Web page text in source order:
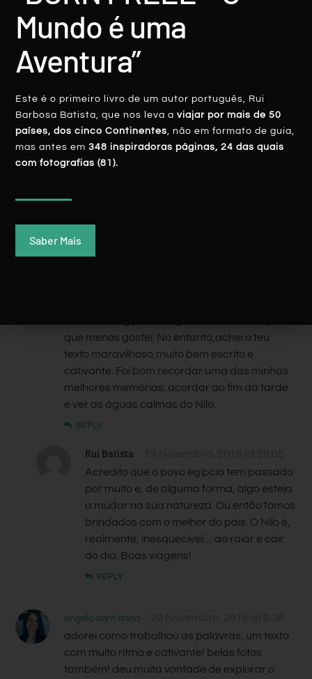
nos” para voltarmos ao país, ávido de
REPLY
Alessandra Fratus
19 Novembro, 2016 at 13:32
Que sonho! Que imagens, que texto!! Fez meu
REPLY
Fratus 🙂 Beijinho e boas viagens..
que menos gostei. No entanto,achei o teu
texto maravilhoso,muito bem escrito e
cativante. Foi bom recordar uma das minhas
melhores memórias: acordar ao fim da tarde
e ver as águas calmas do Nilo.
REPLY
Rui Batista
Acredito que o povo egípcio tem passado
por muito e, de alguma forma, algo esteja
a mudar na sua natureza. Ou então fomos
brindados com o melhor do país. O Nilo é,
realmente, inesquecível… ao raiar e cair
do dia. Boas viagens!
REPLY
angela sant anna
adorei como trabalhou as palavras, um texto
com muito ritmo e cativante! belas fotos
também! deu muita vontade de explorar o
Mundo é uma
Aventura”
Este é o primeiro livro de um autor português, Rui
Barbosa Batista, que nos leva aviajar por mais de 50
países, dos cinco Continentes, não em formato de guia,
mas antes em348 inspiradoras páginas, 24 das quais
com fotografias (81).
Saber Mais